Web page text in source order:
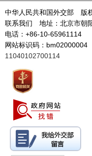
中华人民共和国外交部 版
联系我们 地址：北京市朝
电话：+86-10-65961114
网站标识码：bm02000004
11040102700114